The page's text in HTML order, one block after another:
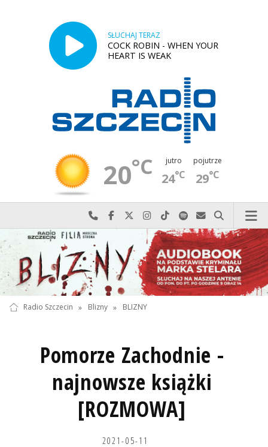
SŁUCHAJ TERAZ
COCK ROBIN - WHEN YOUR
HEART IS WEAK
20°C jutro
24°C
pojutrze
29°C
Najlepiej po prostu do nas zadzwoń
Odwiedź nas na Facebook-u
Odwiedź nas na X
Odwiedź nas na Instagram-ie
Odwiedź nas na TikTok-u
Szukaj nas na Spotify
Wyślij do nas
Szukaj
Radio Szczecin » Blizny » BLIZNY
Pomorze Zachodnie -
najnowsze książki
[ROZMOWA]
2021-05-11